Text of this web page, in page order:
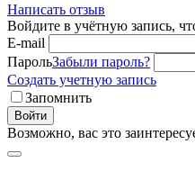
Написать отзыв
Войдите в учётную запись,
E-mail
ПарольЗабыли пароль?
Создать учетную запись
Запомнить
Войти
Возможно, вас это